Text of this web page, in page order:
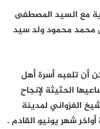
مع السيد المصطفى
محمد محمود ولد سيد
أن تلعبه أسرة أهل
الحثيثة لإنجاح
الغزواني لمدينة
أواخر شهر يونيو القادم .